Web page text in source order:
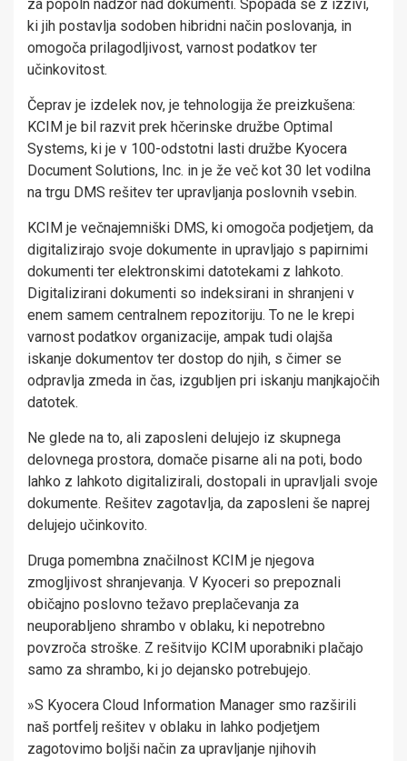
za popoln nadzor nad dokumenti. Spopada se z izzivi,
ki jih postavlja sodoben hibridni način poslovanja, in
omogoča prilagodljivost, varnost podatkov ter
učinkovitost.
Čeprav je izdelek nov, je tehnologija že preizkušena:
KCIM je bil razvit prek hčerinske družbe Optimal
Systems, ki je v 100-odstotni lasti družbe Kyocera
Document Solutions, Inc. in je že več kot 30 let vodilna
na trgu DMS rešitev ter upravljanja poslovnih vsebin.
KCIM je večnajemniški DMS, ki omogoča podjetjem, da
digitalizirajo svoje dokumente in upravljajo s papirnimi
dokumenti ter elektronskimi datotekami z lahkoto.
Digitalizirani dokumenti so indeksirani in shranjeni v
enem samem centralnem repozitoriju. To ne le krepi
varnost podatkov organizacije, ampak tudi olajša
iskanje dokumentov ter dostop do njih, s čimer se
odpravlja zmeda in čas, izgubljen pri iskanju manjkajočih
datotek.
Ne glede na to, ali zaposleni delujejo iz skupnega
delovnega prostora, domače pisarne ali na poti, bodo
lahko z lahkoto digitalizirali, dostopali in upravljali svoje
dokumente. Rešitev zagotavlja, da zaposleni še naprej
delujejo učinkovito.
Druga pomembna značilnost KCIM je njegova
zmogljivost shranjevanja. V Kyoceri so prepoznali
običajno poslovno težavo preplačevanja za
neuporabljeno shrambo v oblaku, ki nepotrebno
povzroča stroške. Z rešitvijo KCIM uporabniki plačajo
samo za shrambo, ki jo dejansko potrebujejo.
»S Kyocera Cloud Information Manager smo razširili
naš portfelj rešitev v oblaku in lahko podjetjem
zagotovimo boljši način za upravljanje njihovih